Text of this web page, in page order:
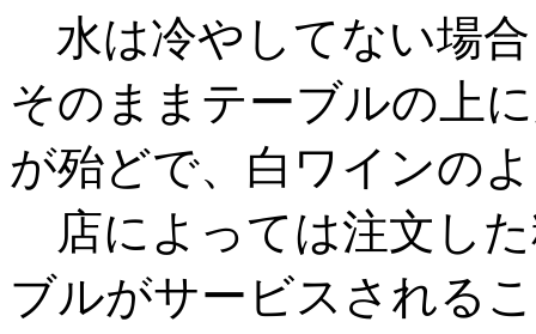
水は冷やしてない場
そのままテーブルの上
が殆どで、白ワインの
店によっては注文し
ブルがサービスされる